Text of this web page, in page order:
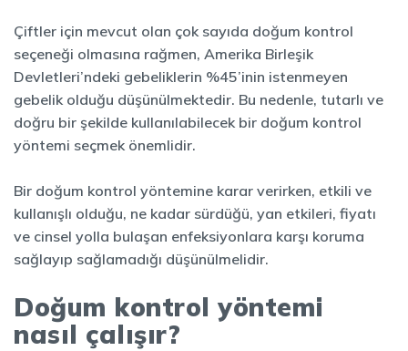
Çiftler için mevcut olan çok sayıda doğum kontrol
seçeneği olmasına rağmen, Amerika Birleşik
Devletleri’ndeki gebeliklerin %45’inin istenmeyen
gebelik olduğu düşünülmektedir. Bu nedenle, tutarlı ve
doğru bir şekilde kullanılabilecek bir doğum kontrol
yöntemi seçmek önemlidir.
Bir doğum kontrol yöntemine karar verirken, etkili ve
kullanışlı olduğu, ne kadar sürdüğü, yan etkileri, fiyatı
ve cinsel yolla bulaşan enfeksiyonlara karşı koruma
sağlayıp sağlamadığı düşünülmelidir.
Doğum kontrol yöntemi
nasıl çalışır?